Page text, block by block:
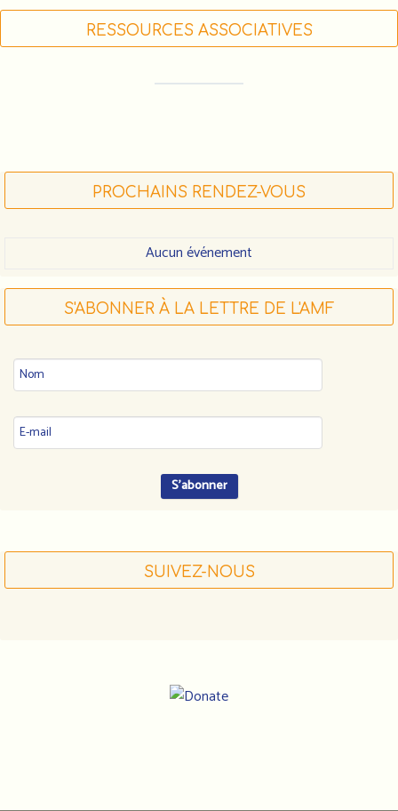
RESSOURCES ASSOCIATIVES
PROCHAINS RENDEZ-VOUS
Aucun événement
S'ABONNER À LA LETTRE DE L'AMF
SUIVEZ-NOUS